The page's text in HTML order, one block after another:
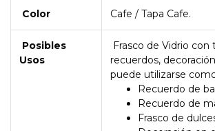
Color Cafe / Tapa Cafe.
Posibles
Usos
Frasco de Vidrio con
recuerdos,
puede utilizarse
Recuerdo de
Recuerdo de
Frasco de